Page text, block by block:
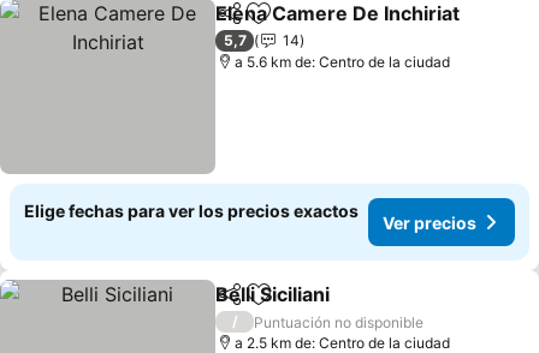
CompartirAgregar a favoritos
Elena Camere De Inchiriat
5,7
14
a 5.6 km de: Centro de la ciudad
Elige fechas para ver los precios exactos
Ver precios
CompartirAgregar a favoritos
Belli Siciliani
/
Puntuación no disponible
a 2.5 km de: Centro de la ciudad